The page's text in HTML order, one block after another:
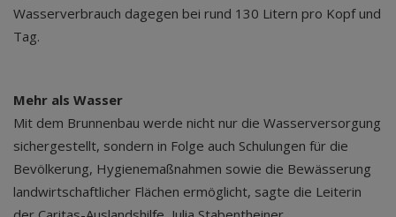
Wasserverbrauch dagegen bei rund 130 Litern pro Kopf und
Tag.
Mehr als Wasser
Mit dem Brunnenbau werde nicht nur die Wasserversorgung
sichergestellt, sondern in Folge auch Schulungen für die
Bevölkerung, Hygienemaßnahmen sowie die Bewässerung
landwirtschaftlicher Flächen ermöglicht, sagte die Leiterin